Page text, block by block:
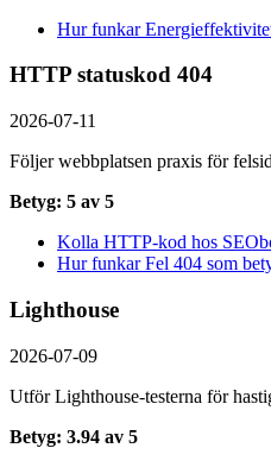
Hur funkar
HTTP statuskod 404
2026-07-11
Följer webbplatsen praxis för
Betyg: 5 av 5
Kolla HTTP-kod hos
Hur funkar Fel 404 som
Lighthouse
2026-07-09
Utför Lighthouse-testerna för
Betyg: 3.94 av 5